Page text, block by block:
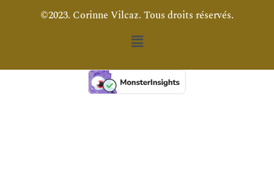
©2023. Corinne Vilcaz. Tous droits réservés.
Menu